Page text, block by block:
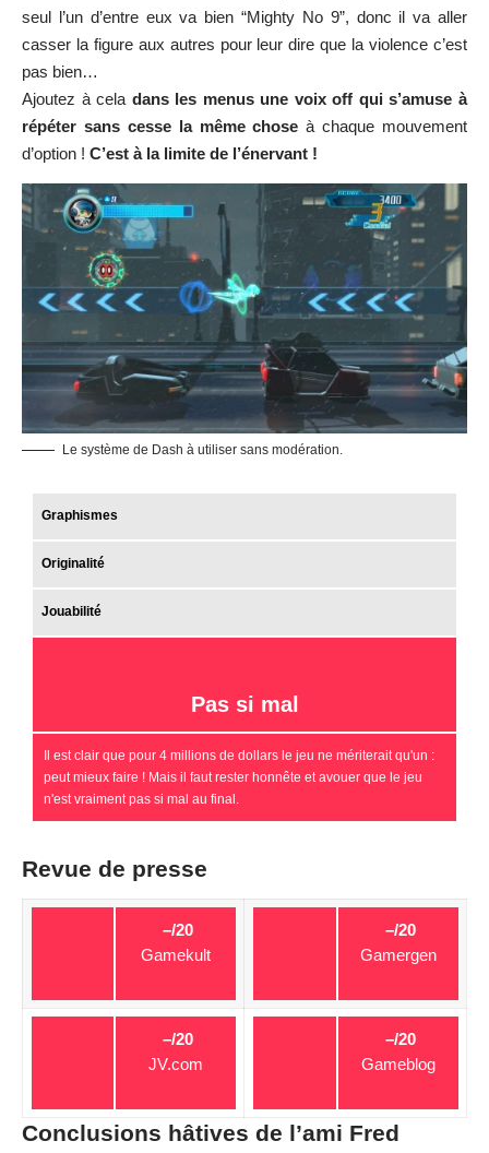
seul l’un d’entre eux va bien “Mighty No 9”, donc il va aller
casser la figure aux autres pour leur dire que la violence c’est
pas bien…
Ajoutez à cela dans les menus une voix off qui s’amuse à
répéter sans cesse la même chose à chaque mouvement
d’option ! C’est à la limite de l’énervant !
Le système de Dash à utiliser sans modération.
Graphismes
Originalité
Jouabilité
Pas si mal
Il est clair que pour 4 millions de dollars le jeu ne mériterait qu'un :
peut mieux faire ! Mais il faut rester honnête et avouer que le jeu
n'est vraiment pas si mal au final.
Revue de presse
–/20
Gamekult
–/20
Gamergen
–/20
JV.com
–/20
Gameblog
Conclusions hâtives de l’ami Fred